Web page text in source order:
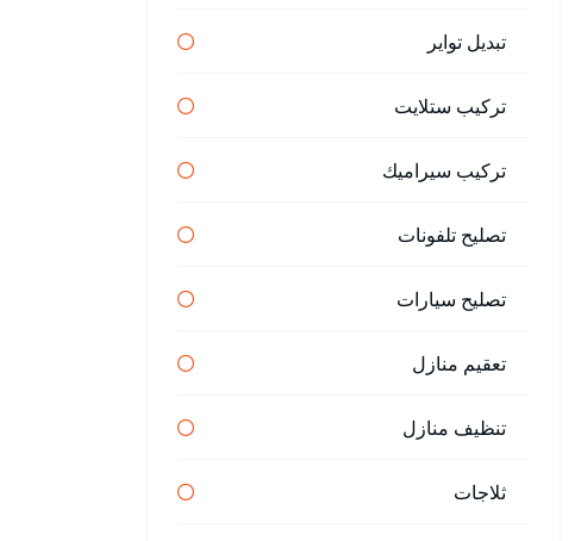
تبديل تواير
تركيب ستلايت
تركيب سيراميك
تصليح تلفونات
تصليح سيارات
تعقيم منازل
تنظيف منازل
ثلاجات